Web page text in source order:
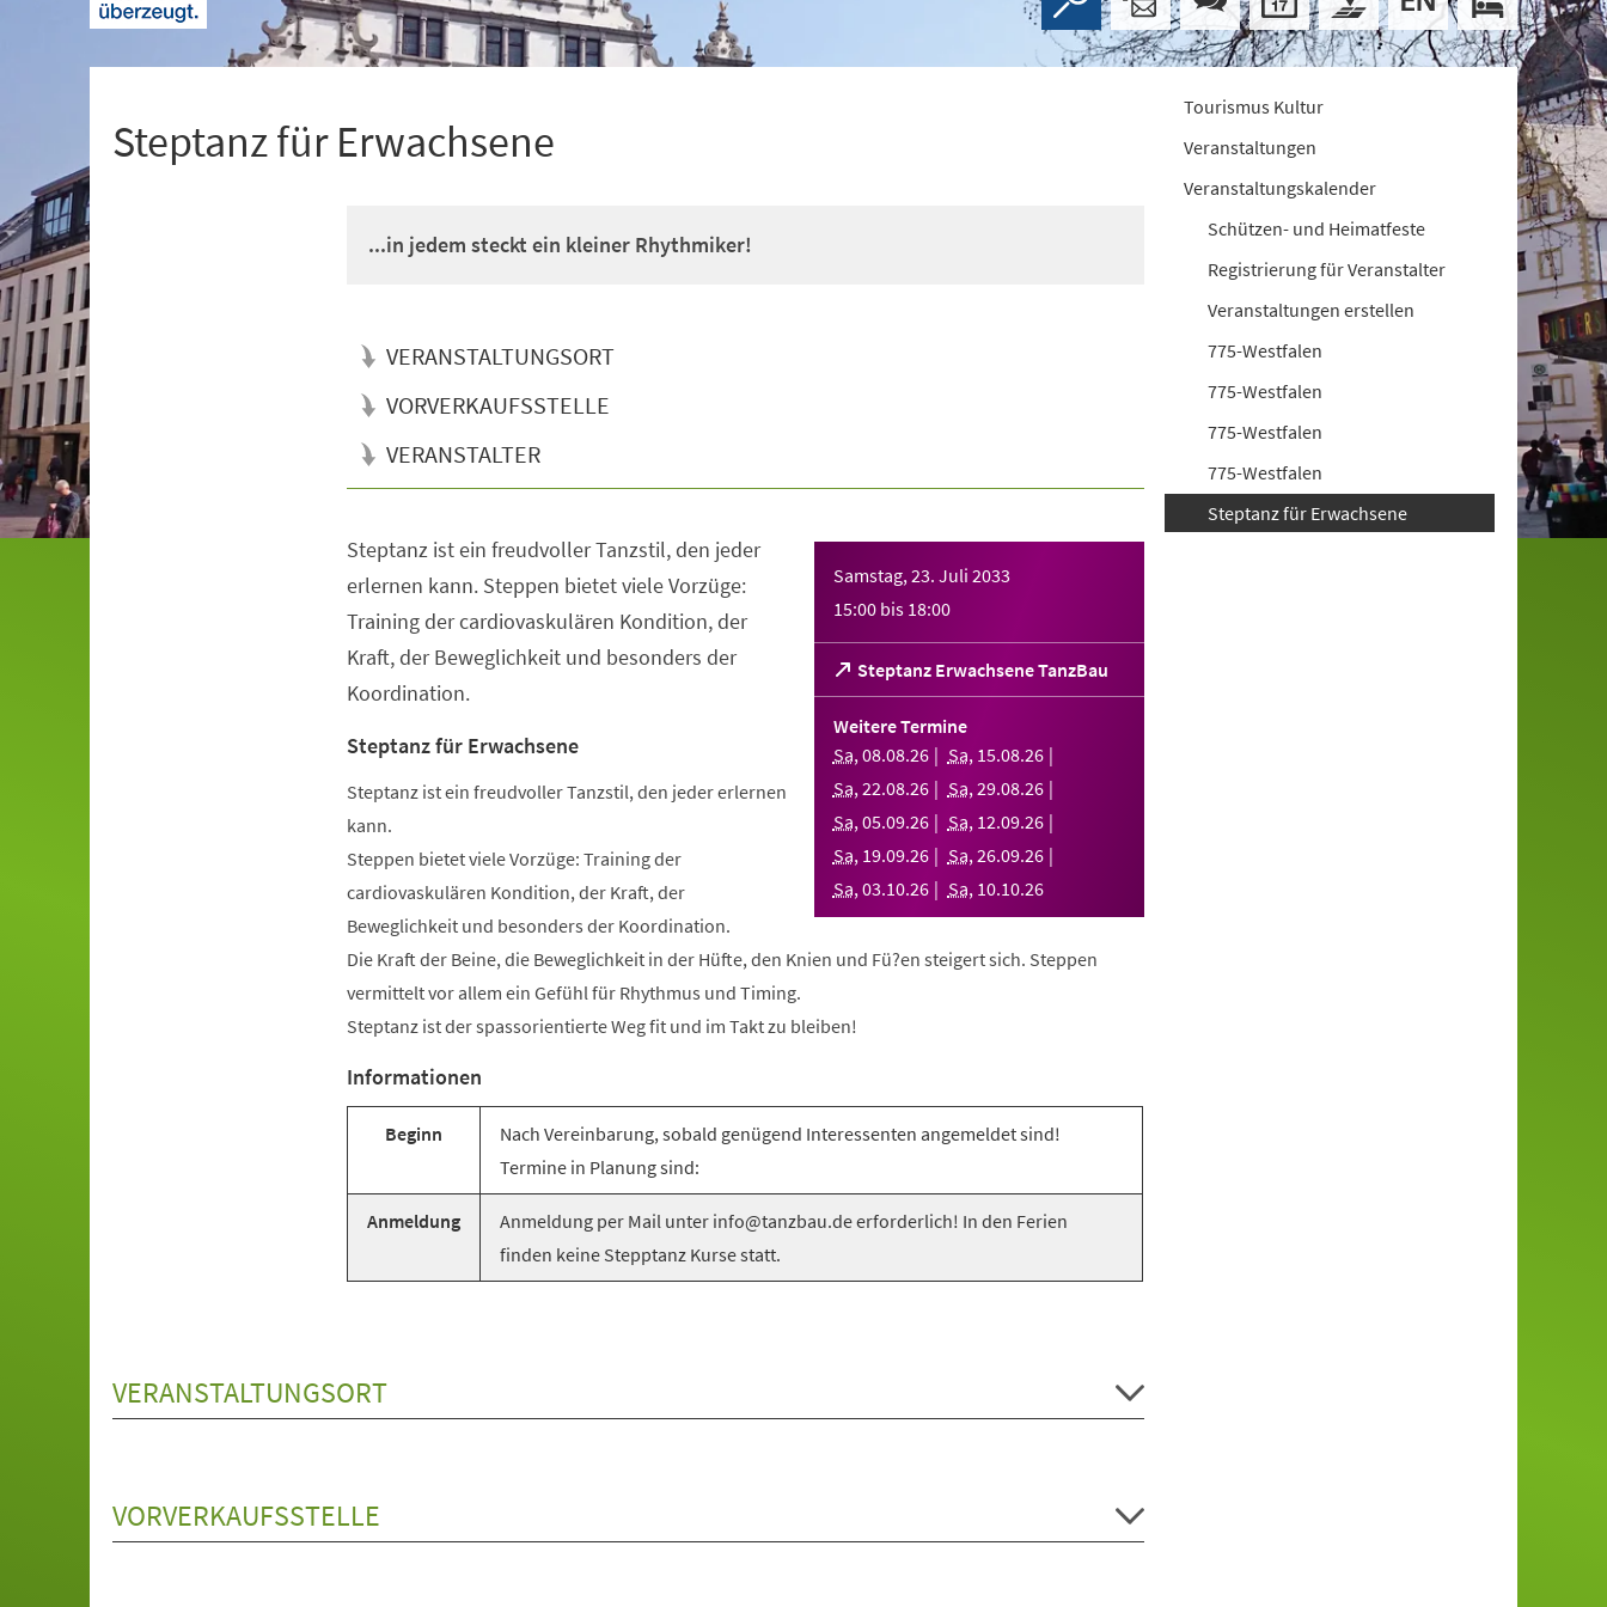
Steptanz für Erwachsene
...in jedem steckt ein kleiner Rhythmiker!
VERANSTALTUNGSORT
VORVERKAUFSSTELLE
VERANSTALTER
Samstag, 23. Juli 2033
15:00 bis 18:00
Steptanz Erwachsene TanzBau
(Öffnet
in
einem
Tab)
Weitere Termine
Sa,08.08.26 Sa, 15.08.26
Sa,22.08.26 Sa,29.08.26
Sa,05.09.26 Sa, 12.09.26
Sa, 19.09.26 Sa,26.09.26
Sa,03.10.26 Sa, 10.10.26
Steptanz ist ein freudvoller Tanzstil, den jeder
erlernen kann. Steppen bietet viele Vorzüge:
Training der cardiovaskulären Kondition, der
Kraft, der Beweglichkeit und besonders der
Koordination.
Steptanz für Erwachsene
Steptanz ist ein freudvoller Tanzstil, den jeder erlernen
kann.
Steppen bietet viele Vorzüge: Training der
cardiovaskulären Kondition, der Kraft, der
Beweglichkeit und besonders der Koordination.
Die Kraft der Beine, die Beweglichkeit in der Hüfte, den Knien und Fü?en steigert sich. Steppen
vermittelt vor allem ein Gefühl für Rhythmus und Timing.
Steptanz ist der spassorientierte Weg fit und im Takt zu bleiben!
Informationen
Beginn
Nach Vereinbarung, sobald genügend Interessenten angemeldet sind!
Termine in Planung sind:
Anmeldung
Anmeldung per Mail unter info@tanzbau.de erforderlich! In den Ferien
finden keine Stepptanz Kurse statt.
VERANSTALTUNGSORT
VORVERKAUFSSTELLE
Tourismus Kultur
Veranstaltungen
Veranstaltungskalender
Schützen- und Heimatfeste
Registrierung für Veranstalter
Veranstaltungen erstellen
775-Westfalen
775-Westfalen
775-Westfalen
775-Westfalen
Steptanz für Erwachsene